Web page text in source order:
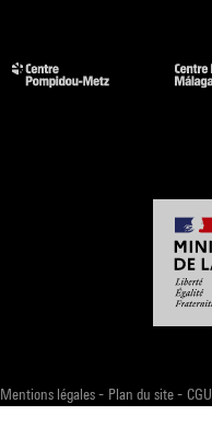
Mentions légales- Plan du site- CGU